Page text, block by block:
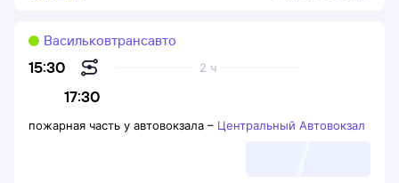
15:30
17:30
2 ч
Васильковтрансавто
пожарная часть у автовокзала – Центральный Автовокзал